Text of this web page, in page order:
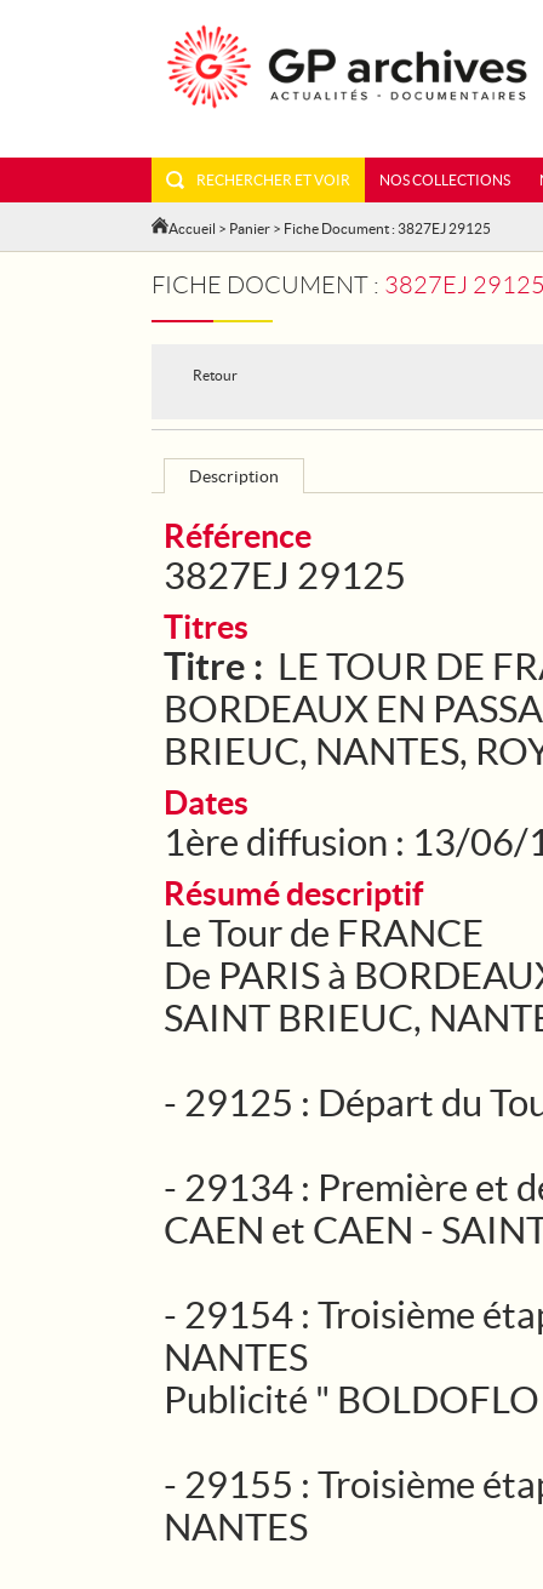
RECHERCHER ET VOIR NOS COLLECTIONS
Accueil > Panier > Fiche Document : 3827EJ 29125
FICHE DOCUMENT : 3827EJ 29125 - LE
Retour
Description
Référence
3827EJ 29125
Titres
Titre : LE TOUR DE
BORDEAUX EN
BRIEUC, NANTES,
Dates
1ère diffusion : 13/06/
Résumé descriptif
Le Tour de FRANCE
De PARIS à
SAINT BRIEUC,
- 29125 : Départ du
- 29134 : Première et
CAEN et CAEN -
- 29154 : Troisième
NANTES
Publicité "
- 29155 : Troisième
NANTES